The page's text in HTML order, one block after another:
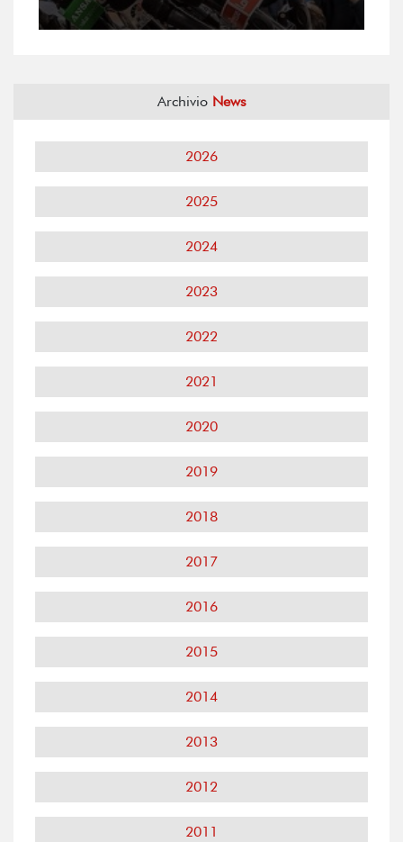
Archivio News
2026
2025
2024
2023
2022
2021
2020
2019
2018
2017
2016
2015
2014
2013
2012
2011